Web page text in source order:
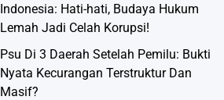
Indonesia: Hati-hati, Budaya Hukum
Lemah Jadi Celah Korupsi!
Psu Di 3 Daerah Setelah Pemilu: Bukti
Nyata Kecurangan Terstruktur Dan
Masif?